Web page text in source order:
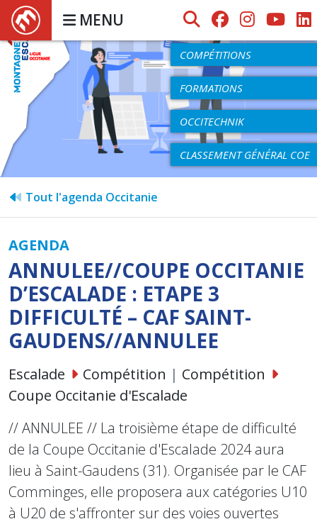
MENU AGENDA
COMPÉTITIONS
FORMATIONS
OCCITECHNIK
CLASSEMENT GÉNÉRAL COE
Tout l'agenda Occitanie
AGENDA
ANNULEE//COUPE OCCITANIE
D’ESCALADE : ETAPE 3
DIFFICULTÉ – CAF SAINT-
GAUDENS//ANNULEE
Escalade Compétition | Compétition
Coupe Occitanie d'Escalade
// ANNULEE // La troisième étape de difficulté
de la Coupe Occitanie d'Escalade 2024 aura
lieu à Saint-Gaudens (31). Organisée par le CAF
Comminges, elle proposera aux catégories U10
à U20 de s'affronter sur des voies ouvertes